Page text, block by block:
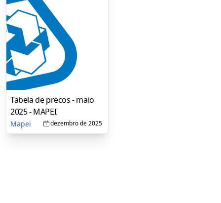
Tabela de precos - maio
2025 - MAPEI
Mapei dezembro de 2025